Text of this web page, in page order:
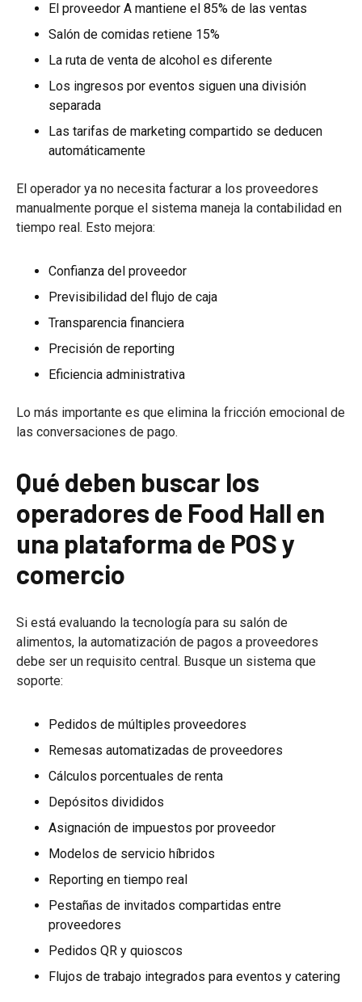
El proveedor A mantiene el 85% de las ventas
Salón de comidas retiene 15%
La ruta de venta de alcohol es diferente
Los ingresos por eventos siguen una división
separada
Las tarifas de marketing compartido se deducen
automáticamente
El operador ya no necesita facturar a los proveedores
manualmente porque el sistema maneja la contabilidad en
tiempo real. Esto mejora:
Confianza del proveedor
Previsibilidad del flujo de caja
Transparencia financiera
Precisión de reporting
Eficiencia administrativa
Lo más importante es que elimina la fricción emocional de
las conversaciones de pago.
Qué deben buscar los
operadores de Food Hall en
una plataforma de POS y
comercio
Si está evaluando la tecnología para su salón de
alimentos, la automatización de pagos a proveedores
debe ser un requisito central. Busque un sistema que
soporte:
Pedidos de múltiples proveedores
Remesas automatizadas de proveedores
Cálculos porcentuales de renta
Depósitos divididos
Asignación de impuestos por proveedor
Modelos de servicio híbridos
Reporting en tiempo real
Pestañas de invitados compartidas entre
proveedores
Pedidos QR y quioscos
Flujos de trabajo integrados para eventos y catering